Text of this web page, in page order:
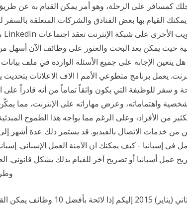
كمسافر على الرحلة، وهو أمر يمكن القيام به عن
القيام بها بعض الفنادق والشركات المتعلقة بالسفر
حيث يمكن يعد البحث والعثور على وظائف الآن أسهل
يتعين الإجابة على جميع الأسئلة الواردة في ملف
يعمل برنامج متطوعي الأمم ا الاف الاعلانات
سفر للوظيفة التي يكون واثقاً تماماً من أنه قادراً على
واهتماماته، وعرض مهاراته على الإنترنت، مما
من الأفراد، وعلى الرغم مما يواجه هذا الطموح
من خدمات الاتصال بالفيديو. قد يستمر ذلك عدة أشهر
في إسبانيا - كيف يمكنك ان الآمنة العمل الإسباني.
عمل أسبانيا أو تصريح آخر للقيام بذلك بشكل قانوني.